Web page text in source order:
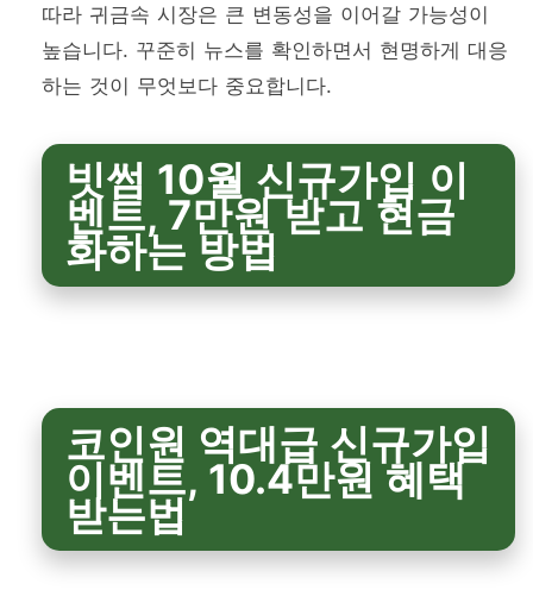
따라 귀금속 시장은 큰 변동성을 이어갈 가능성이
높습니다. 꾸준히 뉴스를 확인하면서 현명하게 대응
하는 것이 무엇보다 중요합니다.
빗썸 10월 신규가입 이
벤트, 7만원 받고 현금
화하는 방법
코인원 역대급 신규가입
이벤트, 10.4만원 혜택
받는법